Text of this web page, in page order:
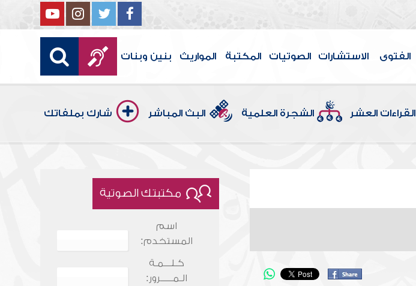
الفتوى الاستشارات الصوتيات المكتبة المواريث بنين وبنات
القراءات العشر الشجرة العلمية البث المباشر شارك بملفاتك
مكتبتك الصوتية
اسم
المستخدم:
كـلـــمـة
الـمـــــرور: